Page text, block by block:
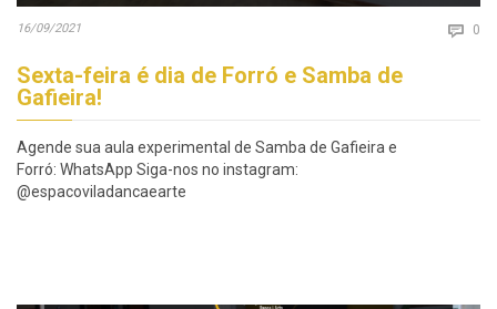
16/09/2021  0
Sexta-feira é dia de Forró e Samba de
Gafieira!
Agende sua aula experimental de Samba de Gafieira e
Forró: WhatsApp Siga-nos no instagram:
@espacoviladancaearte